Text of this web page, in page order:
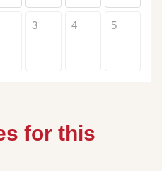
3 4 5
for this